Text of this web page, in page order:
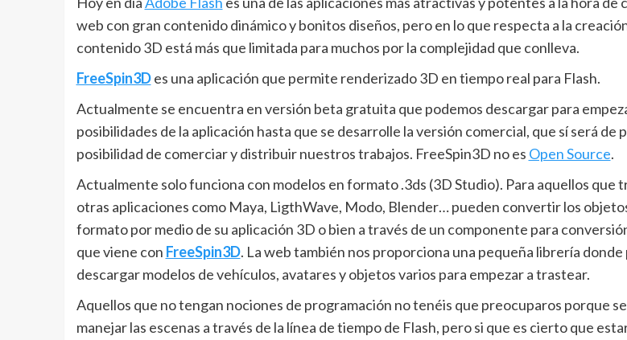
web con gran contenido dinámico y bonitos diseños, pero en lo que respecta a la
contenido 3D está más que limitada para muchos por la complejidad que conlleva.
FreeSpin3Des una aplicación que permite renderizado 3D en tiempo real para Flash.
Actualmente se encuentra en versión beta gratuita que podemos descargar para
posibilidades de la aplicación hasta que se desarrolle la versión comercial, que sí será de
posibilidad de comerciar y distribuir nuestros trabajos. FreeSpin3D no es Open Source.
Actualmente solo funciona con modelos en formato .3ds (3D Studio). Para aquellos que
otras aplicaciones como Maya, LigthWave, Modo, Blender… pueden convertir los
formato por medio de su aplicación 3D o bien a través de un componente para
que viene con FreeSpin3D. La web también nos proporciona una pequeña librería donde
descargar modelos de vehículos, avatares y objetos varios para empezar a trastear.
Aquellos que no tengan nociones de programación no tenéis que preocuparos porque
manejar las escenas a través de la línea de tiempo de Flash, pero si que es cierto que